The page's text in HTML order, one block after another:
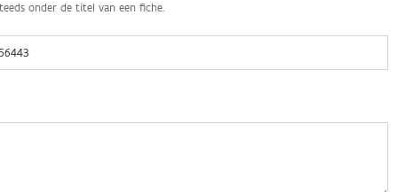
onder de titel van een fiche.